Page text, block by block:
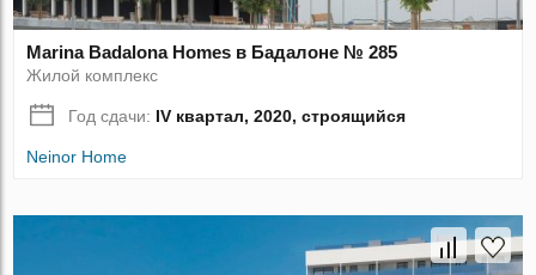
Marina Badalona Homes в Бадалоне № 285
Жилой комплекс
Год сдачи: IV квартал, 2020, строящийся
Neinor Home